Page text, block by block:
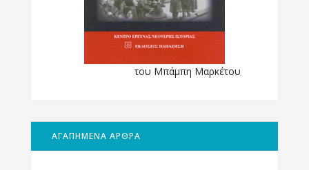
του Μπάμπη Μαρκέτου
ΑΓΑΠΗΜΕΝΑ ΑΡΘΡΑ